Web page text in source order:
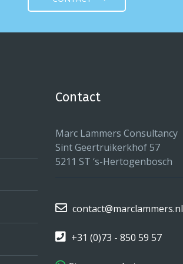
Contact
Marc Lammers Consultancy
Sint Geertruikerkhof 57
5211 ST ‘s-Hertogenbosch
contact@marclammers.nl
+31 (0)73 - 850 59 57